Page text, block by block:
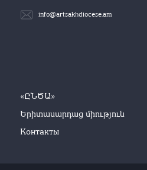
«ԸՆԾԱ»
Երիտասարդաց միություն
Контакты
info@artsakhdiocese.am